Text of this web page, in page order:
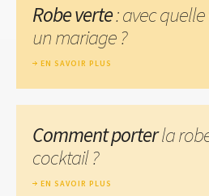
Robe verte: avec
un mariage ?
EN SAVOIR PLUS
Comment porterla
cocktail ?
EN SAVOIR PLUS